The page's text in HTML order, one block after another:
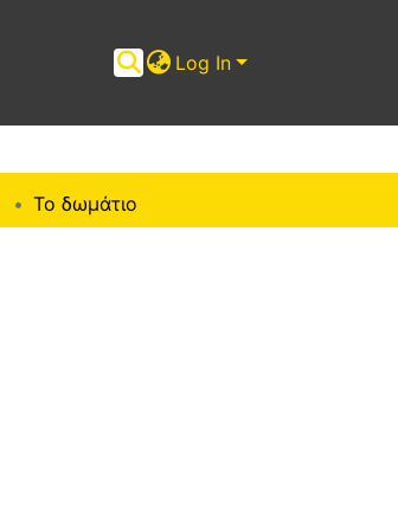
Log In
Το δωμάτιο